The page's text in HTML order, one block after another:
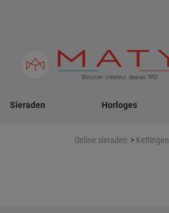
Sieraden Horloges
Online sieraden Kettingen